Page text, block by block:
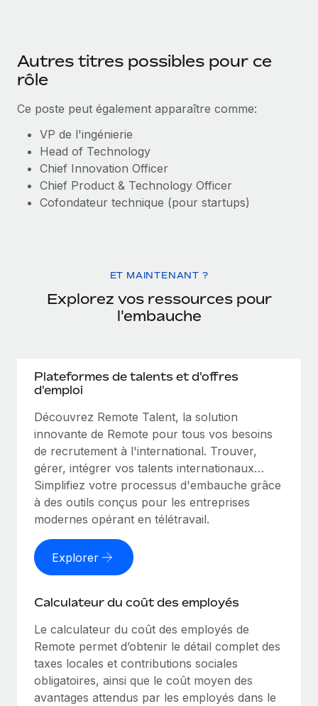
Autres titres possibles pour ce
rôle
Ce poste peut également apparaître comme:
VP de l'ingénierie
Head of Technology
Chief Innovation Officer
Chief Product & Technology Officer
Cofondateur technique (pour startups)
ET MAINTENANT ?
Explorez vos ressources pour
l'embauche
Plateformes de talents et d'offres
d'emploi
Découvrez Remote Talent, la solution
innovante de Remote pour tous vos besoins
de recrutement à l'international. Trouver,
gérer, intégrer vos talents internationaux…
Simplifiez votre processus d'embauche grâce
à des outils conçus pour les entreprises
modernes opérant en télétravail.
Explorer
Calculateur du coût des employés
Le calculateur du coût des employés de
Remote permet d’obtenir le détail complet des
taxes locales et contributions sociales
obligatoires, ainsi que le coût moyen des
avantages attendus par les employés dans le